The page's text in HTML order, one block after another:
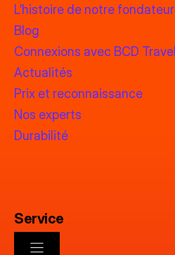
L’histoire de notre fondateur
Blog
Connexions avec BCD Travel
Actualités
Prix et reconnaissance
Nos experts
Durabilité
Service